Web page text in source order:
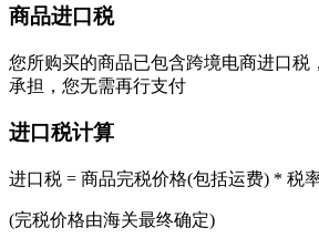
商品进口税
您所购买的商品已包含跨境电商进口税
承担，您无需再行支付
进口税计算
进口税 = 商品完税价格(包括运费) * 税
(完税价格由海关最终确定)